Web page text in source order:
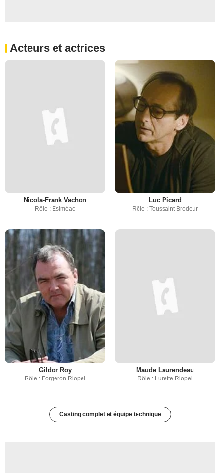
Acteurs et actrices
Nicola-Frank Vachon
Rôle : Esiméac
Luc Picard
Rôle : Toussaint Brodeur
Gildor Roy
Rôle : Forgeron Riopel
Maude Laurendeau
Rôle : Lurette Riopel
Casting complet et équipe technique